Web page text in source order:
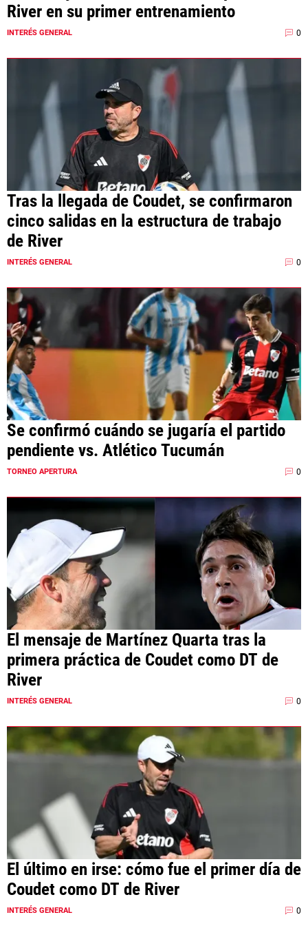
River en su primer entrenamiento
INTERÉS GENERAL 0
Tras la llegada de Coudet, se confirmaron
cinco salidas en la estructura de trabajo
de River
INTERÉS GENERAL 0
Se confirmó cuándo se jugaría el partido
pendiente vs. Atlético Tucumán
TORNEO APERTURA 0
El mensaje de Martínez Quarta tras la
primera práctica de Coudet como DT de
River
INTERÉS GENERAL 0
El último en irse: cómo fue el primer día de
Coudet como DT de River
INTERÉS GENERAL 0